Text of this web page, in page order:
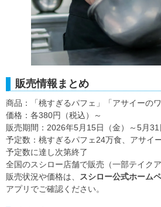
販売情報まとめ
商品：「桃すぎるパフェ」「アサイーのワ
価格：各380円（税込）～
販売期間：2026年5月15日（金）～5月31
予定数：桃すぎるパフェ24万食、アサイ
予定数に達し次第終了
全国のスシロー店舗で販売（一部テイク
販売状況や価格は、 スシロー公式ホーム
アプリでご確認ください。